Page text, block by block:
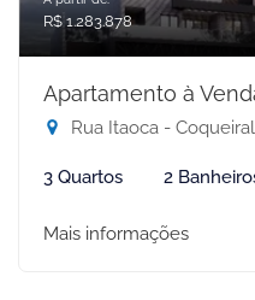
R$ 1.283.878
Apartamento à
Rua Itaoca -
3 Quartos 2
Mais informações